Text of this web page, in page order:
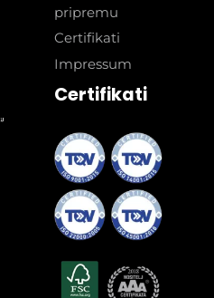
pripremu
Certifikati
Impressum
Certifikati